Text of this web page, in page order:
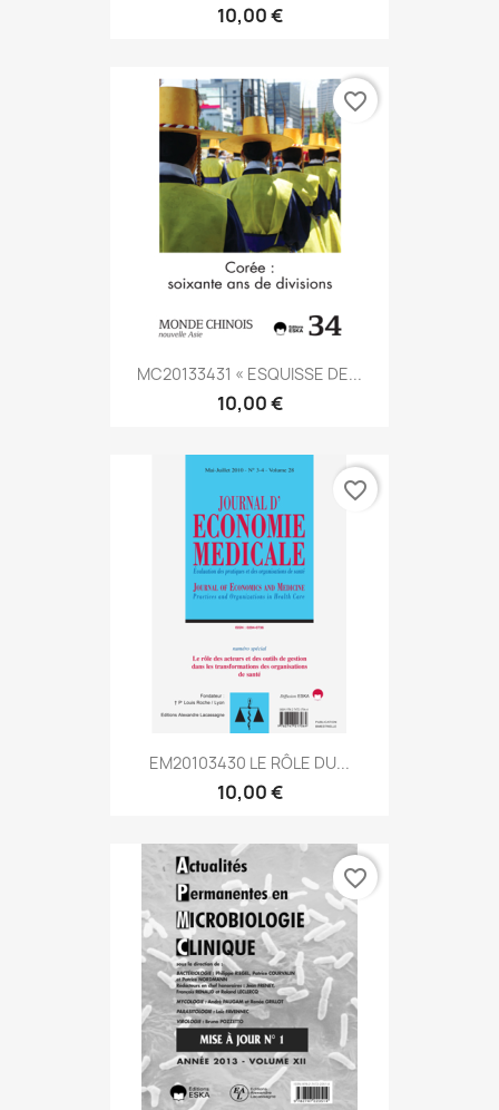
10,00 €
MC20133431 « ESQUISSE DE...
10,00 €
favorite_border
EM20103430 LE RÔLE DU...
10,00 €
favorite_border
favorite_border